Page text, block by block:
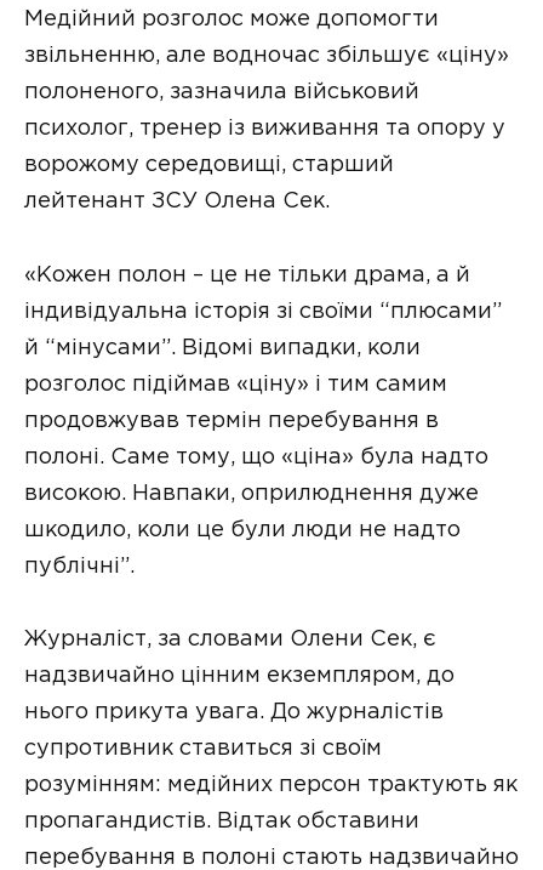
Медійний розголос може допомогти
звільненню, але водночас збільшує «ціну»
полоненого, зазначила військовий
психолог, тренер із виживання та опору у
ворожому середовищі, старший
лейтенант ЗСУ Олена Сек.
«Кожен полон – це не тільки драма, а й
індивідуальна історія зі своїми “плюсами”
й “мінусами”. Відомі випадки, коли
розголос підіймав «ціну» і тим самим
продовжував термін перебування в
полоні. Саме тому, що «ціна» була надто
високою. Навпаки, оприлюднення дуже
шкодило, коли це були люди не надто
публічні”.
Журналіст, за словами Олени Сек, є
надзвичайно цінним екземпляром, до
нього прикута увага. До журналістів
супротивник ставиться зі своїм
розумінням: медійних персон трактують як
пропагандистів. Відтак обставини
перебування в полоні стають надзвичайно